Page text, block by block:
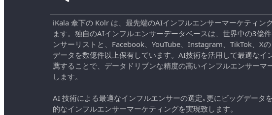
iKala 傘下の Kolr は、最先端のAIインフルエンサーマーケティン
ます。独自のAIインフルエンサーデータベースは、世界中の3億
ンサーリストと、Facebook、YouTube、Instagram、TikTok、X
データを数億件以上保有しています。AI技術を活用して最適なイ
薦することで、データドリブンな精度の高いインフルエンサーマ
します。
AI 技術による最適なインフルエンサーの選定｡更にビッグデータ
的なインフルエンサーマーケティングを実現致します。